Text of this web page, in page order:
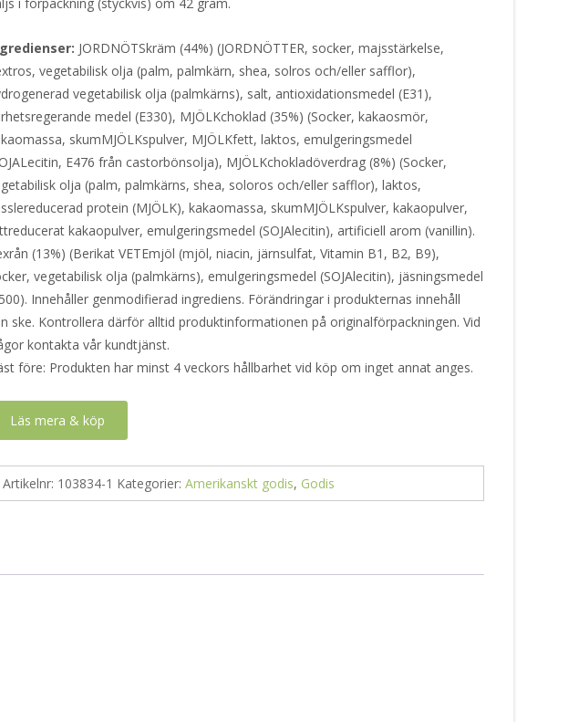
JORDNÖTSkräm (44%) (JORDNÖTTER, socker, majsstärkelse,
vegetabilisk olja (palm, palmkärn, shea, solros och/eller safflor),
vegetabilisk olja (palmkärns), salt, antioxidationsmedel (E31),
medel (E330), MJÖLKchoklad (35%) (Socker, kakaosmör,
skumMJÖLKspulver, MJÖLKfett, laktos, emulgeringsmedel
E476 från castorbönsolja), MJÖLKchokladöverdrag (8%) (Socker,
olja (palm, palmkärns, shea, soloros och/eller safflor), laktos,
protein (MJÖLK), kakaomassa, skumMJÖLKspulver, kakaopulver,
kakaopulver, emulgeringsmedel (SOJAlecitin), artificiell arom (vanillin).
(13%) (Berikat VETEmjöl (mjöl, niacin, järnsulfat, Vitamin B1, B2, B9),
vegetabilisk olja (palmkärns), emulgeringsmedel (SOJAlecitin), jäsningsmedel
Innehåller genmodifierad ingrediens. Förändringar i produkternas innehåll
ske. Kontrollera därför alltid produktinformationen på originalförpackningen. Vid
kontakta vår kundtjänst.
före: Produkten har minst 4 veckors hållbarhet vid köp om inget annat anges.
Läs mera & köp
Artikelnr: 103834-1 Kategorier: Amerikanskt godis, Godis